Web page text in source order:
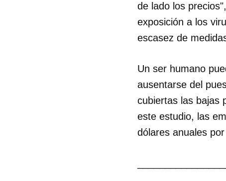
de lado los
exposición a los
escasez de
Un ser humano
ausentarse del
cubiertas las bajas
este estudio, las
dólares anuales